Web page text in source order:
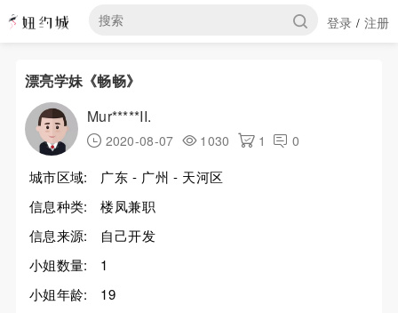
登录 / 注册
漂亮学妹《畅畅》
Mur*****II.
2020-08-07 1030 1 0
城市区域:
广东 - 广州 - 天河区
信息种类:
楼凤兼职
信息来源:
自己开发
小姐数量:
1
小姐年龄:
19